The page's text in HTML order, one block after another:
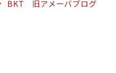
BKT 旧アメーバブログ